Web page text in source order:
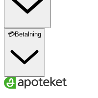
💳Betalning